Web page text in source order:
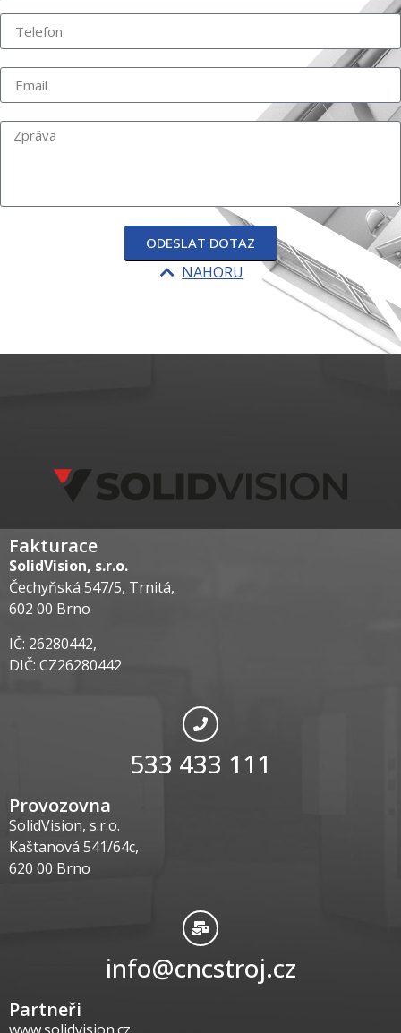
ODESLAT DOTAZ
NAHORU
Fakturace
SolidVision, s.r.o.
Čechyňská 547/5, Trnitá,
602 00 Brno
IČ: 26280442,
DIČ: CZ26280442
533 433 111
Provozovna
SolidVision, s.r.o.
Kaštanová 541/64c,
620 00 Brno
info@cncstroj.cz
Partneři
www.solidvision.cz